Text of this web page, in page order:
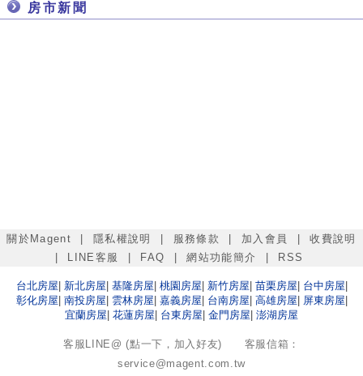
房市新聞
關於Magent 隱私權說明 服務條款 加入會員
收費說明
LINE客服 FAQ 網站功能簡介 RSS
台北房屋 新北房屋 基隆房屋 桃園 房屋 新竹房屋 苗栗房屋 台中房屋
彰化房屋 南投房屋 雲林房屋 嘉義房屋 台南房屋 高雄房屋 屏東房屋
宜蘭房屋 花蓮房屋 台東房屋 金門 房屋 澎湖房屋
客服LINE@ (點一下，加入好友) 客服信箱：
service@magent.com.tw